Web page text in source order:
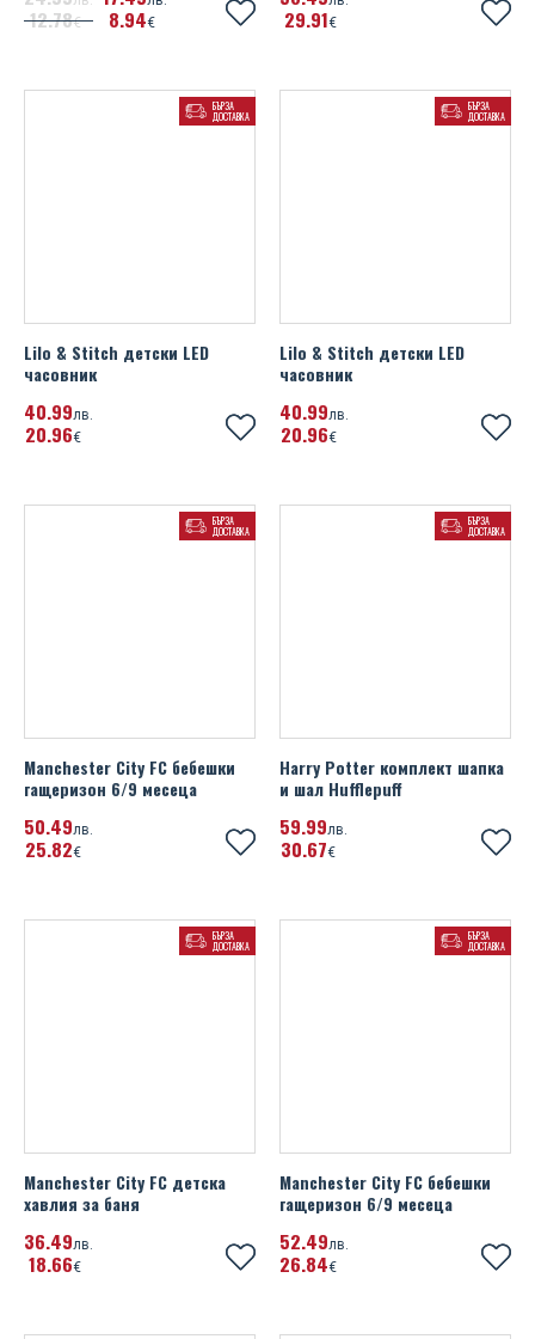
1278€ 8 94€ 29 91€
БЪРЗА
ДОСТАВКА
Lilo & Stitch детски LED
часовник
40 99лв.
20 96€
БЪРЗА
ДОСТАВКА
Lilo & Stitch детски LED
часовник
40 99лв.
20 96€
БЪРЗА
ДОСТАВКА
Manchester City FC бебешки
гащеризон 6/9 месеца
50 49лв.
25 82€
БЪРЗА
ДОСТАВКА
Harry Potter комплект шапка
и шал Hufflepuff
59 99лв.
30 67€
БЪРЗА
ДОСТАВКА
Manchester City FC детска
хавлия за баня
36 49лв.
18 66€
БЪРЗА
ДОСТАВКА
Manchester City FC бебешки
гащеризон 6/9 месеца
52 49лв.
26 84€